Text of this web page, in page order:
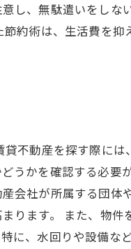
し、無駄遣いをし
節約術は、生活費を
不動産を探す際に
うかを確認する必
会社が所属する団体
ります。 また、物
に、水回りや設備